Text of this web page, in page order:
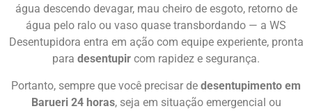
água descendo devagar, mau cheiro de esgoto, retorno de
água pelo ralo ou vaso quase transbordando — a WS
Desentupidora entra em ação com equipe experiente, pronta
para desentupir com rapidez e segurança.
Portanto, sempre que você precisar de desentupimento em
Barueri 24 horas, seja em situação emergencial ou